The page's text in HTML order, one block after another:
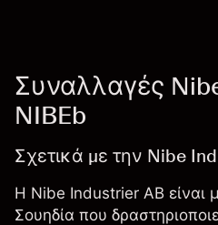
Συναλλαγές
NIBEb
Σχετικά με την Nibe
Η Nibe Industrier AB είναι
Σουηδία που